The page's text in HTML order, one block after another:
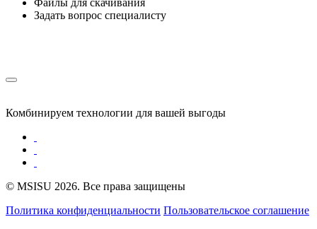
Файлы для скачивания
Задать вопрос специалисту
Комбинируем технологии для вашей выгоды
© MSISU 2026. Все права защищены
Политика конфиденциальности Пользовательское соглашение